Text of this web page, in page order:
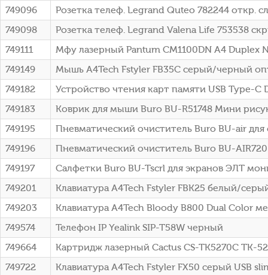
749096
Розетка телеф. Legrand Quteo 782244 откр.
749098
Розетка телеф. Legrand Valena Life 753538
749111
Мфу лазерный Pantum CM1100DN A4 Duplex
749149
Мышь A4Tech Fstyler FB35C серый/черный
749182
Устройство чтения карт памяти USB Type-C
749183
Коврик для мыши Buro BU-R51748 Мини
749195
Пневматический очиститель Buro BU-air
749196
Пневматический очиститель Buro BU-
749197
Салфетки Buro BU-Tscrl для экранов ЭЛТ
749201
Клавиатура A4Tech Fstyler FBK25 белый/
749203
Клавиатура A4Tech Bloody B800 Dual Color
749574
Телефон IP Yealink SIP-T58W черный
749664
Картридж лазерный Cactus CS-TK5270C TK-
749722
Клавиатура A4Tech Fstyler FX50 серый USB